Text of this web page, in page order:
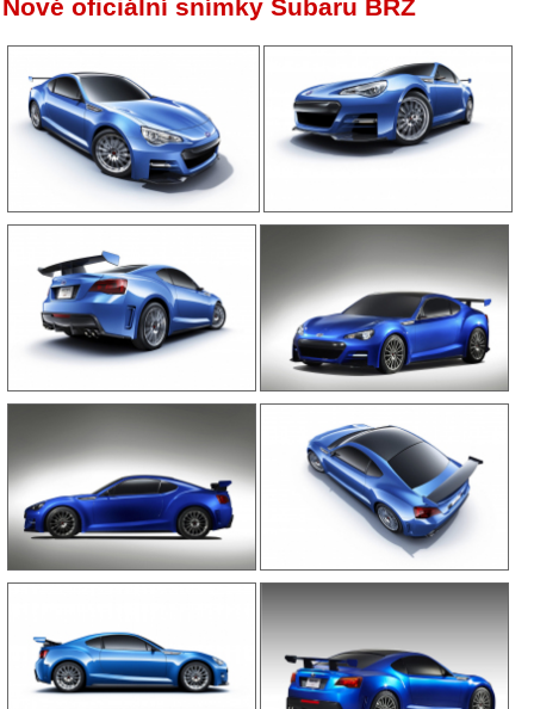
Nové oficiální snímky Subaru BRZ